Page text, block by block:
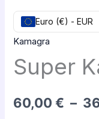
Euro (€) - EUR
Kamagra
Super
60,00€ –